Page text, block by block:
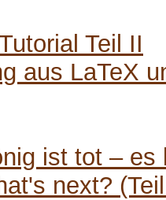
Teil II
aus LaTeX
ist tot – es
next?